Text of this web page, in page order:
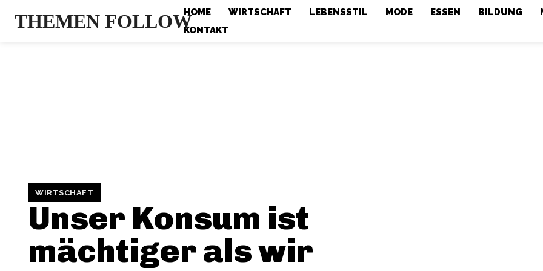
THEMEN FOLLOWHOME WIRTSCHAFT LEBENSSTIL MODE ESSEN BILDUNG
KONTAKT
WIRTSCHAFT
Unser Konsum ist
mächtiger als wir